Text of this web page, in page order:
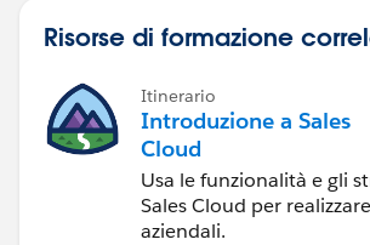
Risorse di formazione
Itinerario
Introduzione a Sales
Cloud
Usa le funzionalità e gli
Sales Cloud per
aziendali.